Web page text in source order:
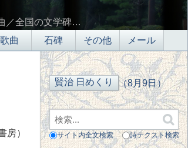
／全国の文学碑…
歌曲 石碑 その他 メール
房）
（8月9日）
サイト内全文検索 詩テクスト検索